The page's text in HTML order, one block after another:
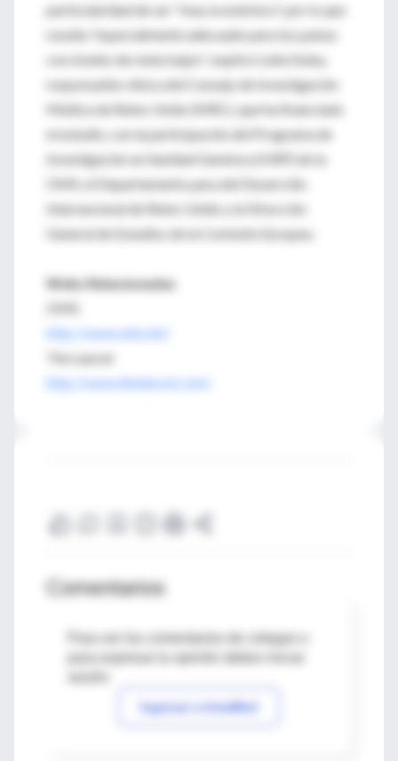
particularidad de ser "muy económico", por lo que
resulta "especialmente adecuado para los países
con niveles de renta bajos", explicó Lelia Duley,
responsable clínica del Consejo de Investigación
Médica de Reino Unido (MRC), que ha financiado
el estudio, con la participación del Programa de
Investigación en Sanidad Genésica (HRP) de la
OMS, el Departamento para del Desarrollo
Internacional de Reino Unido y la Dirección
General de Estudios de la Comisión Europea.
Webs Relacionadas
OMS
http://www.who.int/
The Lancet
http://www.thelancet.com/
Comentarios
Para ver los comentarios de colegas o
Ingresar a IntraMed